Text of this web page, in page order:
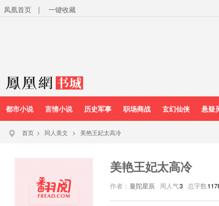
凤凰首页 | 一键收藏
都市小说 言情小说 历史军事 职场商战 玄幻仙侠 悬疑
首页 > 同人美文 > 美艳王妃太高冷
美艳王妃太高冷
作者： 曼陀星辰 周人气3 总字数